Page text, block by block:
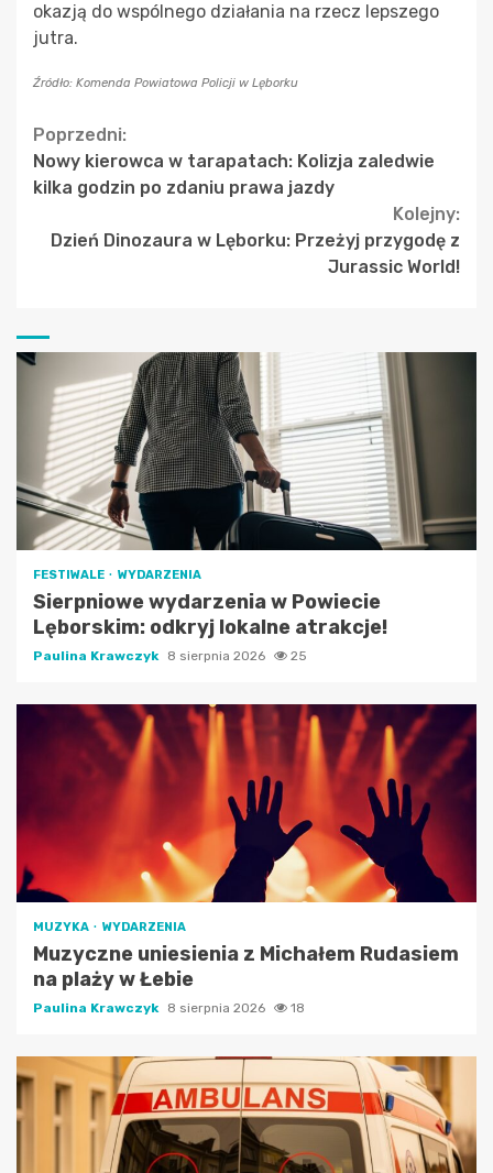
okazją do wspólnego działania na rzecz lepszego
jutra.
Źródło: Komenda Powiatowa Policji w Lęborku
Continue
Reading
Poprzedni:
Nowy kierowca w tarapatach: Kolizja zaledwie
kilka godzin po zdaniu prawa jazdy
Kolejny:
Dzień Dinozaura w Lęborku: Przeżyj przygodę z
Jurassic World!
FESTIWALE WYDARZENIA
Sierpniowe wydarzenia w Powiecie
Lęborskim: odkryj lokalne atrakcje!
Paulina Krawczyk 8 sierpnia 2026 25
MUZYKA WYDARZENIA
Muzyczne uniesienia z Michałem Rudasiem
na plaży w Łebie
Paulina Krawczyk 8 sierpnia 2026 18